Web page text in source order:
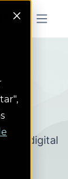
Menu
digital